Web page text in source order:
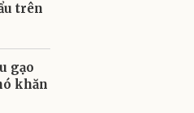
trên
gạo
khăn